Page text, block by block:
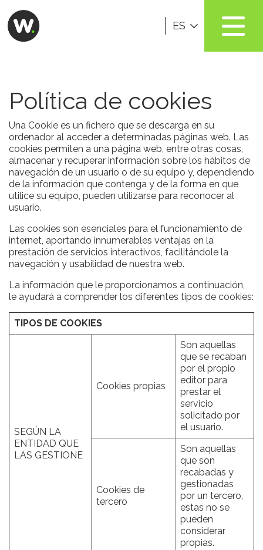
ES
Política de cookies
Una Cookie es un fichero que se descarga en su
ordenador al acceder a determinadas páginas web. Las
cookies permiten a una página web, entre otras cosas,
almacenar y recuperar información sobre los hábitos de
navegación de un usuario o de su equipo y, dependiendo
de la información que contenga y de la forma en que
utilice su equipo, pueden utilizarse para reconocer al
usuario.
Las cookies son esenciales para el funcionamiento de
internet, aportando innumerables ventajas en la
prestación de servicios interactivos, facilitándole la
navegación y usabilidad de nuestra web.
La información que le proporcionamos a continuación,
le ayudará a comprender los diferentes tipos de cookies:
TIPOS DE COOKIES
SEGÚN LA
ENTIDAD QUE
LAS GESTIONE
Cookies propias
Son aquellas
que se recaban
por el propio
editor para
prestar el
servicio
solicitado por
el usuario.
Cookies de
tercero
Son aquellas
que son
recabadas y
gestionadas
por un tercero,
estas no se
pueden
considerar
propias.